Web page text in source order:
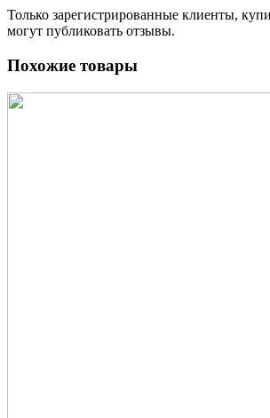
Только зарегистрированные клиенты,
могут публиковать отзывы.
Похожие товары